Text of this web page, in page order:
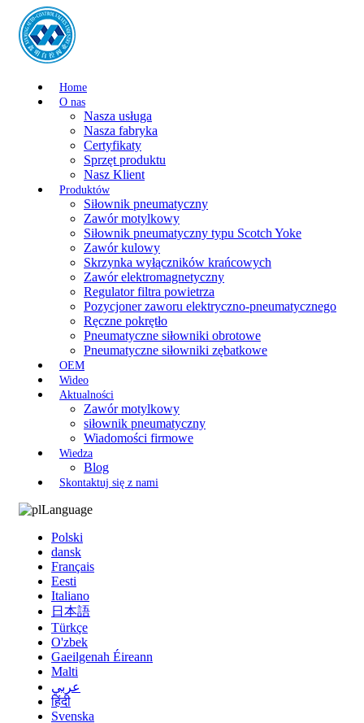
Home
O nas
Nasza usługa
Nasza fabryka
Certyfikaty
Sprzęt produktu
Nasz Klient
Produktów
Siłownik pneumatyczny
Zawór motylkowy
Siłownik pneumatyczny typu Scotch Yoke
Zawór kulowy
Skrzynka wyłączników krańcowych
Zawór elektromagnetyczny
Regulator filtra powietrza
Pozycjoner zaworu elektryczno-pneumatycznego
Ręczne pokrętło
Pneumatyczne siłowniki obrotowe
Pneumatyczne siłowniki zębatkowe
OEM
Wideo
Aktualności
Zawór motylkowy
siłownik pneumatyczny
Wiadomości firmowe
Wiedza
Blog
Skontaktuj się z nami
Language
Polski
dansk
Français
Eesti
Italiano
日本語
Türkçe
O'zbek
Gaeilgenah Éireann
Malti
عربي
हिंदी
Svenska